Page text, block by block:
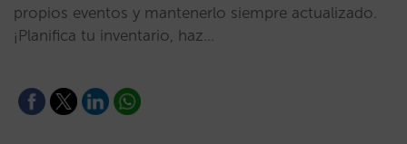
propios eventos y mantenerlo siempre actualizado.
¡Planifica tu inventario, haz…